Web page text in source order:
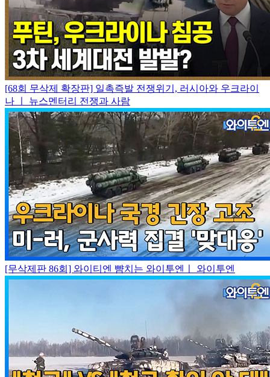
[68회 무삭제 확장판] 일촉즉발 전쟁위기, 러시아와 우크라이
나 ㅣ 뉴스멘터리 전쟁과 사람
[무삭제판 86회] 와이티엔 뺨치는 와이투엔ㅣ 와이투엔